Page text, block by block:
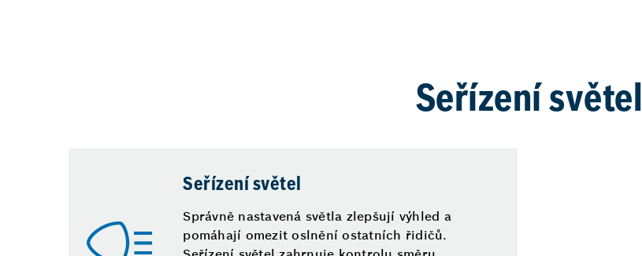
Seřízení světel
Seřízení světel
Správně nastavená světla zlepšují výhled a
pomáhají omezit oslnění ostatních řidičů.